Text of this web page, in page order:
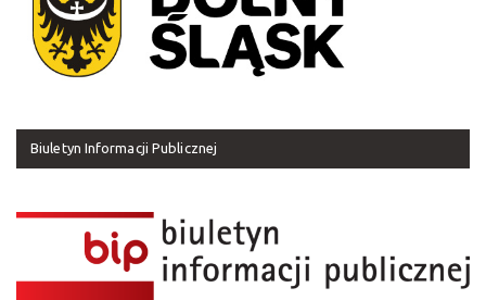
Biuletyn Informacji Publicznej